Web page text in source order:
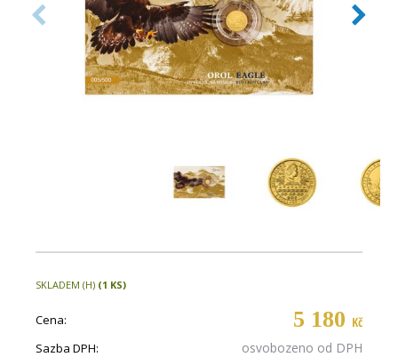
SKLADEM (H) (1 KS)
Cena: 5 180 Kč
Sazba DPH: osvobozeno od DPH